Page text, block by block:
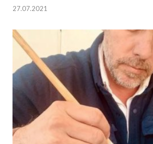
27.07.2021